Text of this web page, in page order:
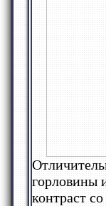
горловины
контраст